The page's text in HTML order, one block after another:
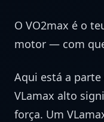
O VO2max é o
motor — com
Aqui está a
VLamax alto
força. Um